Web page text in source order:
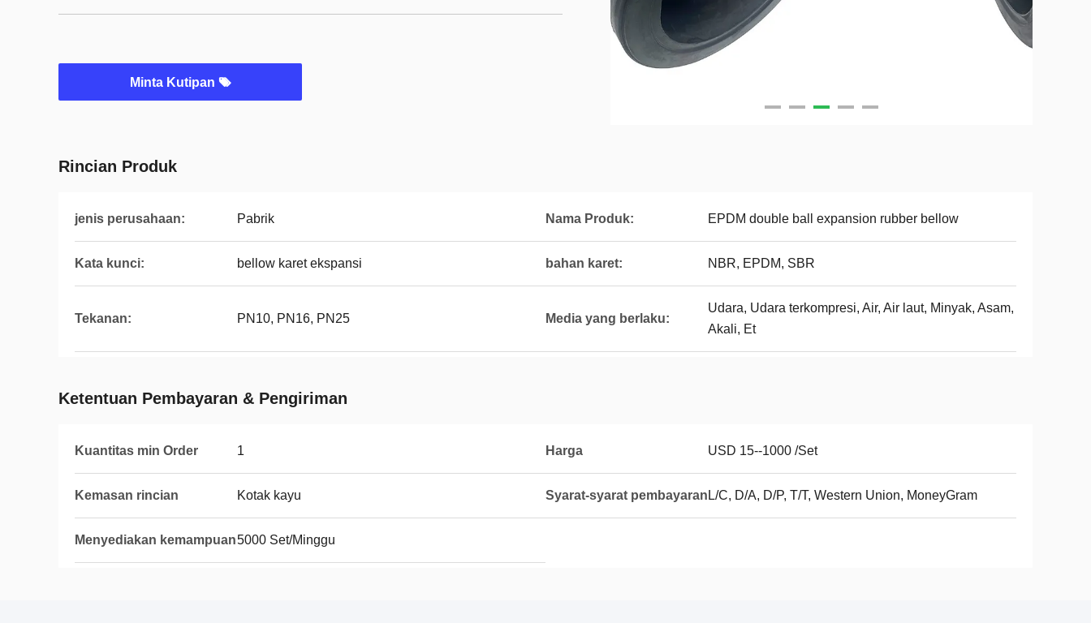
Minta Kutipan
Rincian Produk
jenis perusahaan: Pabrik Nama Produk: EPDM double ball expansion rubber bellow
Kata kunci: bellow karet ekspansi bahan karet: NBR, EPDM, SBR
Tekanan: PN10, PN16, PN25 Media yang berlaku:
Udara, Udara terkompresi, Air, Air laut, Minyak, Asam,
Akali, Et
Ketentuan Pembayaran & Pengiriman
Kuantitas min Order 1 Harga USD 15--1000 /Set
Kemasan rincian Kotak kayu Syarat-syarat pembayaran L/C, D/A, D/P, T/T, Western Union, MoneyGram
Menyediakan kemampuan5000 Set/Minggu